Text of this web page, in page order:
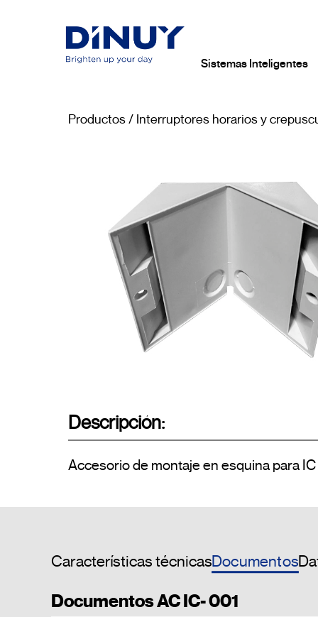
Sistemas Inteligentes
Productos/ Interruptores horarios y
Descripción:
Características técnicasDocumentos
Documentos AC IC- 001